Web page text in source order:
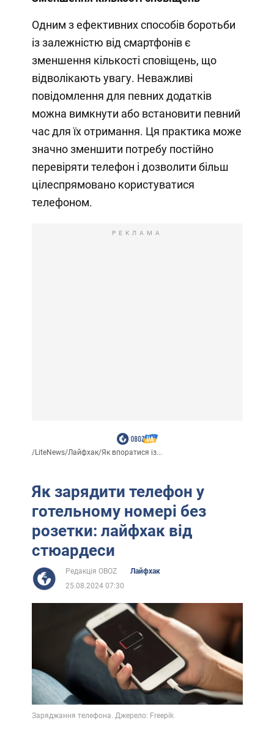
Одним з ефективних способів боротьби
із залежністю від смартфонів є
зменшення кількості сповіщень, що
відволікають увагу. Неважливі
повідомлення для певних додатків
можна вимкнути або встановити певний
час для їх отримання. Ця практика може
значно зменшити потребу постійно
перевіряти телефон і дозволити більш
цілеспрямовано користуватися
телефоном.
РЕКЛАМА
/LiteNews/Лайфхак/Як впоратися із...
Як зарядити телефон у
готельному номері без
розетки: лайфхак від
стюардеси
Редакція OBOZ
Лайфхак
25.08.2024 07:30
Заряджання телефона. Джерело: Freepik